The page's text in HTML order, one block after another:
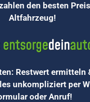
den besten
Altfahrzeug!
Restwert ermitteln
unkompliziert per
oder Anruf!